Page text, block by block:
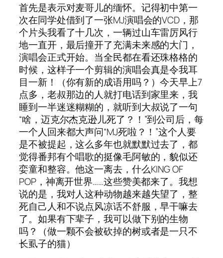
首先是表示对麦哥儿的缅怀。记得初中第一
次在同学处借到了一张MJ演唱会的VCD，那
个片头我看了十几次，一辆过山车雷厉风行
地一直开，最后撞开了充满未来感的大门，
演唱会正式开始。当全民都在看还珠格格的
时候，这样子一个剪辑的演唱会真是令我耳
目一新！（你有新的成语用吗？）今天早上7
点多，老叔那边的人就打电话到家里来，我
睡到一半迷迷糊糊的，就听到大叔说了一句
“啥，迈克尔杰克逊儿死了？！”到公司后，每
一个人回来都大声问“MJ死啦？！”这个人要
是不被提起，这么多年也就默默过去了，都
觉得番邦有个唱歌的挺像毛阿敏的，貌似还
娈童和整容。他这一离去，什么KING OF
POP，神离开世界……这些赞美都来了。我想
说的是，我对人这种动物越来越失望了，整
死自己人和不说点风凉话不舒服，早干嘛去
了。如果有下辈子，我可以做下别的生物
吗？（做一颗不会被砍掉的树或者是一只不
长虱子的猫）